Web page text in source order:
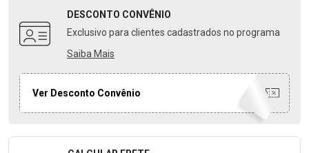
DESCONTO CONVÊNIO
Exclusivo para clientes cadastrados no programa
Saiba Mais
Ver Desconto Convênio